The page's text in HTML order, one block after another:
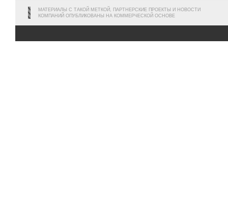
МАТЕРИАЛЫ С ТАКОЙ МЕТКОЙ, ПАРТНЕРСКИЕ ПРОЕКТЫ И НОВОСТИ
КОМПАНИЙ ОПУБЛИКОВАНЫ НА КОММЕРЧЕСКОЙ ОСНОВЕ